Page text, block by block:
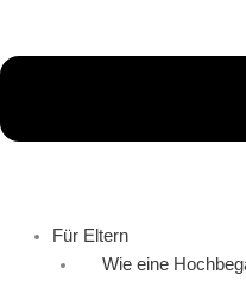
Für Eltern
Wie eine